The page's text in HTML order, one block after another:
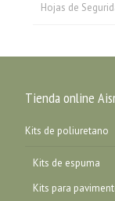
Hojas de
Tienda online
Kits de poliuretano
Kits de espuma
Kits para